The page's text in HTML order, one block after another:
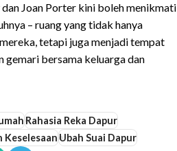
Joan Porter kini boleh menikmati
– ruang yang tidak hanya
tetapi juga menjadi tempat
gemari bersama keluarga dan
Rahasia Reka Dapur
KeselesaanUbah Suai Dapur